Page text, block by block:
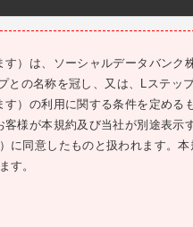
）は、ソーシャルデータバンク
との名称を冠し、又は、Lステッ
）の利用に関する条件を定める
様が本規約及び当社が別途表示
に同意したものと扱われます。
す。